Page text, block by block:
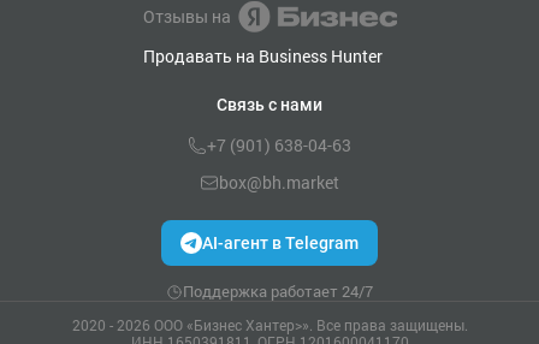
Отзывы на
Продавать на Business Hunter
Связь с нами
+7 (901) 638-04-63
box@bh.market
AI-агент в Telegram
Поддержка работает 24/7
2020 - 2026 ООО «Бизнес Хантер>». Все права защищены.